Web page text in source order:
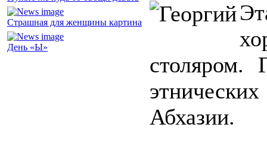
Страшная для женщины картина
День «Ы»
столяром.
Абхазии.